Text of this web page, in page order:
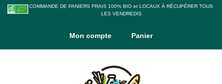
COMMANDE DE PANIERS FRAIS 100% BIO et LOCAUX À RÉCUPÉRER TOUS
LES VENDREDIS
Mon compte Panier